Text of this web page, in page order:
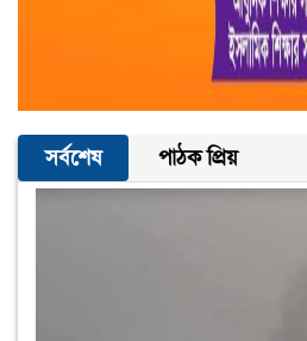
সর্বশেষ পাঠক প্রিয়